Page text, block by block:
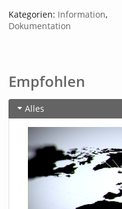
Kategorien: Information,
Dokumentation
Empfohlen
Alles